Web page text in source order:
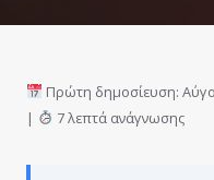
Πρώτη δημοσίευση:
|
7 λεπτά ανάγνωσης